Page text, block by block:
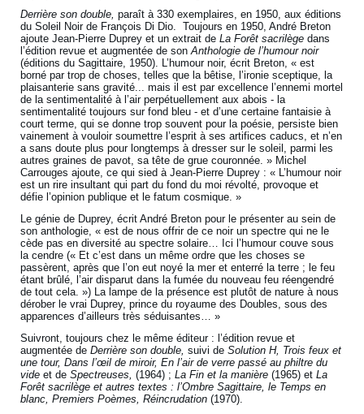
Derrière son double,paraît à 330 exemplaires, en 1950, aux éditions
du Soleil Noir de François Di Dio. Toujours en 1950, André Breton
ajoute Jean-Pierre Duprey et un extrait deLa Forêtsacrilège dans
l’édition revue et augmentée de sonAnthologie de l’humour noir
(éditions du Sagittaire, 1950). L’humour noir, écrit Breton, « est
borné par trop de choses, telles que la bêtise, l’ironie sceptique, la
plaisanterie sans gravité... mais il est par excellence l’ennemi mortel
de la sentimentalité à l’air perpétuellement aux abois - la
sentimentalité toujours sur fond bleu - et d’une certaine fantaisie à
court terme, qui se donne trop souvent pour la poésie, persiste bien
vainement à vouloir soumettre l’esprit à ses artifices caducs, et n’en
a sans doute plus pour longtemps à dresser sur le soleil, parmi les
autres graines de pavot, sa tête de grue couronnée. » Michel
Carrouges ajoute, ce qui sied à Jean-Pierre Duprey : « L’humour noir
est un rire insultant qui part du fond du moi révolté, provoque et
défie l’opinion publique et le fatum cosmique. »
Le génie de Duprey, écrit André Breton pour le présenter au sein de
son anthologie, « est de nous offrir de ce noir un spectre qui ne le
cède pas en diversité au spectre solaire… Ici l’humour couve sous
la cendre (« Et c’est dans un même ordre que les choses se
passèrent, après que l’on eut noyé la mer et enterré la terre ; le feu
étant brûlé, l’air disparut dans la fumée du nouveau feu réengendré
de tout cela. ») La lampe de la présence est plutôt de nature à nous
dérober le vrai Duprey, prince du royaume des Doubles, sous des
apparences d’ailleurs très séduisantes… »
Suivront, toujours chez le même éditeur : l’édition revue et
augmentée deDerrière son double,suivi deSolution H, Trois feux et
une tour, Dans l’œil de miroir, En l’air de verre passé au philtre du
videet deSpectreuses,(1964) ;La Fin et la manière(1965) etLa
Forêt sacrilège et autres textes : l’Ombre Sagittaire, le Temps en
blanc, Premiers Poèmes, Réincrudation(1970).